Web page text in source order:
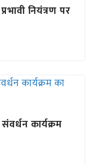
नियंत्रण पर
कार्यक्रम